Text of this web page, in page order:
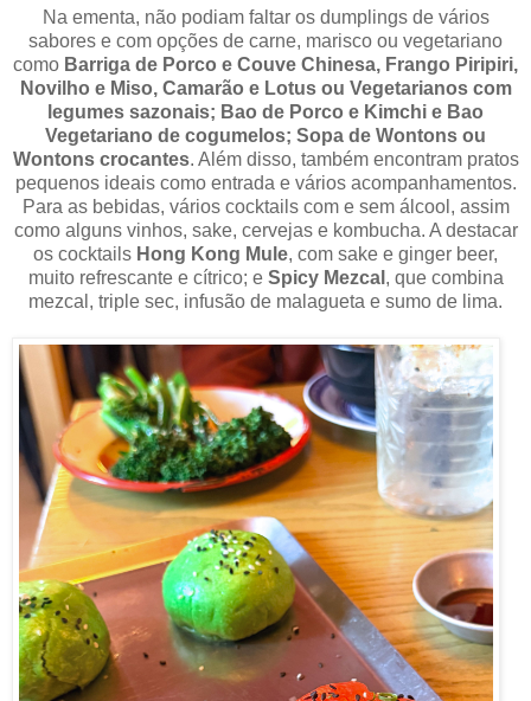
Na ementa, não podiam faltar os dumplings de vários
sabores e com opções de carne, marisco ou vegetariano
como Barriga de Porco e Couve Chinesa, Frango Piripiri,
Novilho e Miso, Camarão e Lotus ou Vegetarianos com
legumes sazonais; Bao de Porco e Kimchi e Bao
Vegetariano de cogumelos; Sopa de Wontons ou
Wontons crocantes. Além disso, também encontram pratos
pequenos ideais como entrada e vários acompanhamentos.
Para as bebidas, vários cocktails com e sem álcool, assim
como alguns vinhos, sake, cervejas e kombucha. A destacar
os cocktails Hong Kong Mule, com sake e ginger beer,
muito refrescante e cítrico; e Spicy Mezcal , que combina
mezcal, triple sec, infusão de malagueta e sumo de lima.